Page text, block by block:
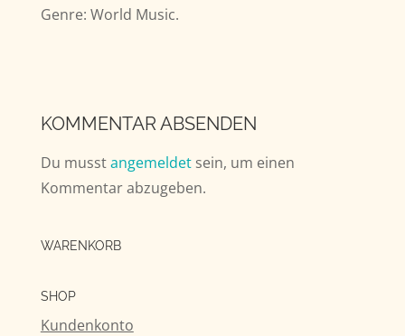
Genre: World Music.
KOMMENTAR ABSENDEN
Du musstangemeldetsein, um einen
Kommentar abzugeben.
WARENKORB
SHOP
Kundenkonto